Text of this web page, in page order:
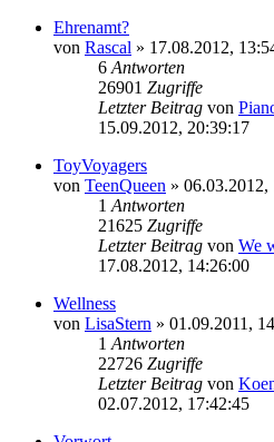
Ehrenamt?
von Rascal » 17.08.2012,
6 Antworten
26901 Zugriffe
Letzter Beitrag von
15.09.2012, 20:39:17
ToyVoyagers
von TeenQueen » 06.03.2012,
1 Antworten
21625 Zugriffe
Letzter Beitrag von We
17.08.2012, 14:26:00
Wellness
von LisaStern » 01.09.2011,
1 Antworten
22726 Zugriffe
Letzter Beitrag von
02.07.2012, 17:42:45